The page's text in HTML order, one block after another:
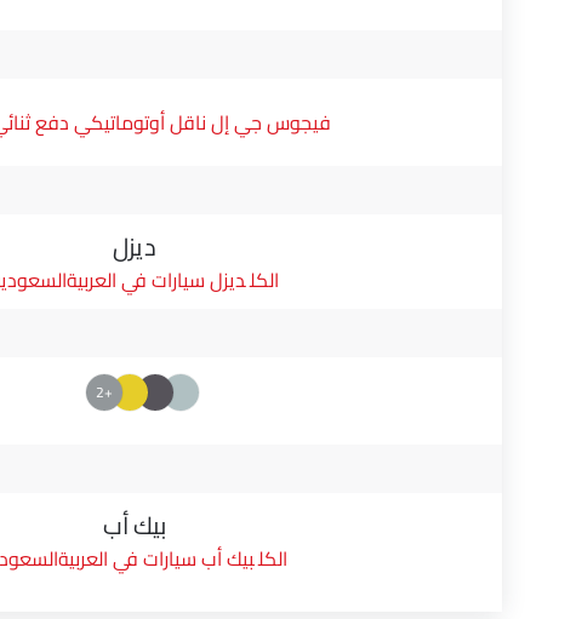
فيجوس جي إل ناقل أوتوماتيكي دفع ثنائي
ديزل
ديزل سيارات في
+2
بيك أب
بيك أب سيارات في